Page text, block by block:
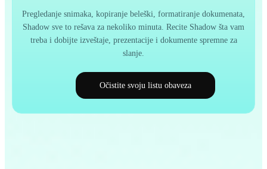
Pregledanje snimaka, kopiranje beleški, formatiranje dokumenata,
Shadow sve to rešava za nekoliko minuta. Recite Shadow šta vam
treba i dobijte izveštaje, prezentacije i dokumente spremne za
slanje.
Očistite svoju listu obaveza